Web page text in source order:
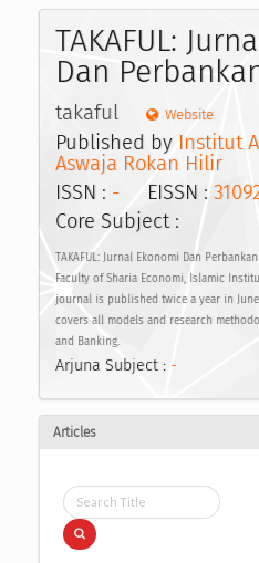
TAKAFUL:
Dan
takaful Website
Published by Institut
Aswaja Rokan Hilir
ISSN : - EISSN :
Core Subject :
TAKAFUL: Jurnal Ekonomi Dan
Faculty of Sharia Economi, Islamic
journal is published twice a year in
covers all models and research
and Banking.
Arjuna Subject : -
Articles